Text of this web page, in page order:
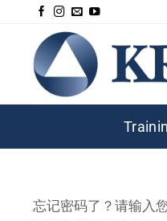
忘记密码了？请输入